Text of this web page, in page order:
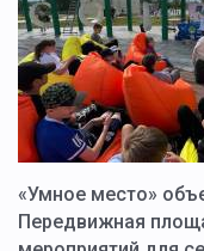
«Умное место»
Передвижная